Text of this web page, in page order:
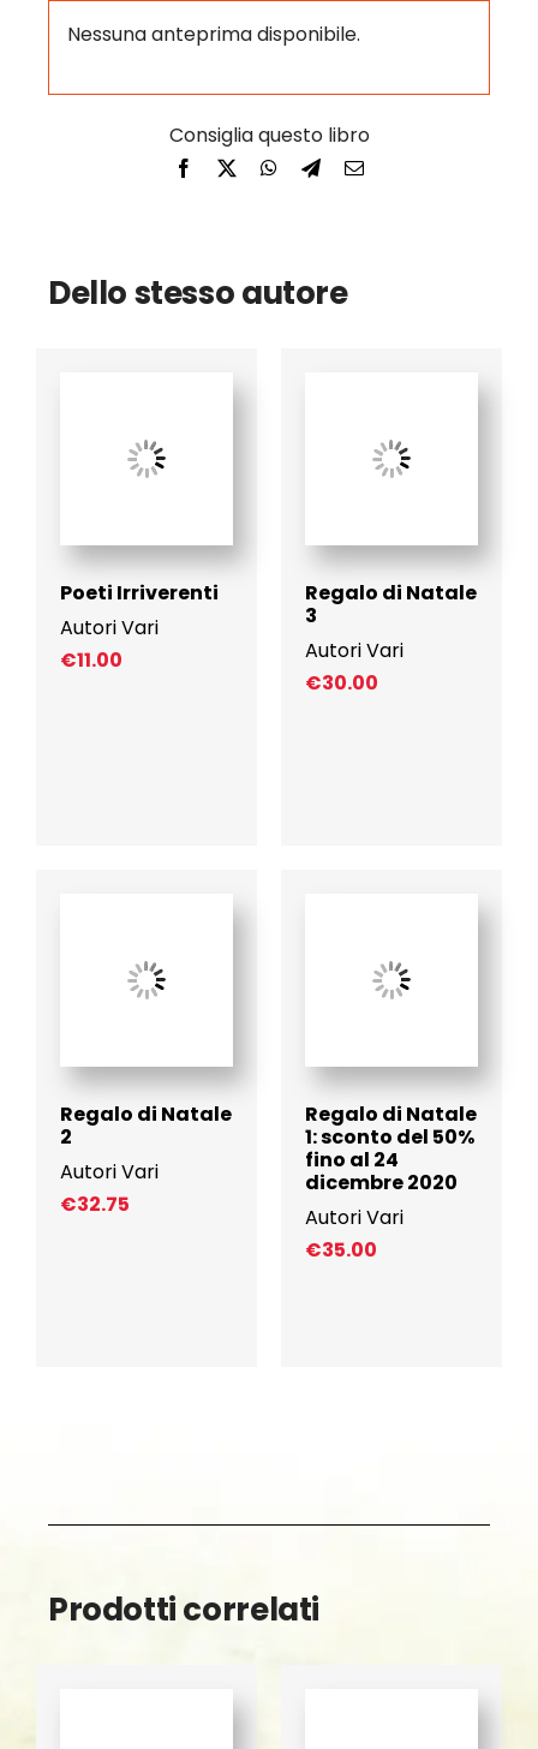
Nessuna anteprima disponibile.
Dello stesso autore
Poeti Irriverenti
Autori Vari
€11.00
Regalo di Natale
3
Autori Vari
€30.00
Regalo di Natale
2
Autori Vari
€32.75
Regalo di Natale
1: sconto del 50%
fino al 24
dicembre 2020
Autori Vari
€35.00
Prodotti correlati